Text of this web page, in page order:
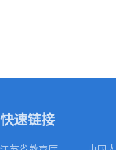
快速链接